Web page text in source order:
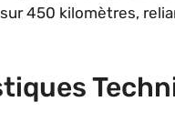
450 kilomètres,